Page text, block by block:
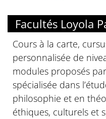
Facultés Loyola
Cours à la carte,
personnalisée de
modules proposés
spécialisée dans
philosophie et en
éthiques, culturels et